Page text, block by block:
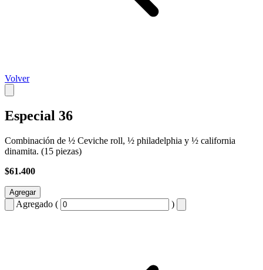
Volver
Especial 36
Combinación de ½ Ceviche roll, ½ philadelphia y ½ california
dinamita. (15 piezas)
$61.400
Agregar
Agregado ( )